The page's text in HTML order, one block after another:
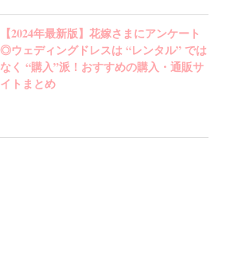
【2024年最新版】花嫁さまにアンケート
◎ウェディングドレスは “レンタル” では
なく “購入”派！おすすめの購入・通販サ
イトまとめ